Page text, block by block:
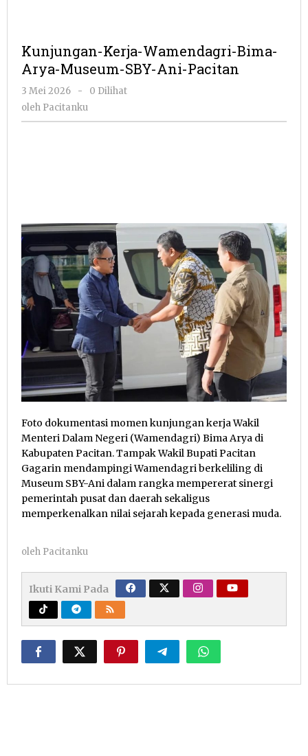
Kunjungan-Kerja-Wamendagri-Bima-
Arya-Museum-SBY-Ani-Pacitan
3 Mei 2026
oleh
Pacitanku
-
0 Dilihat
oleh Pacitanku
Foto dokumentasi momen kunjungan kerja Wakil
Menteri Dalam Negeri (Wamendagri) Bima Arya di
Kabupaten Pacitan. Tampak Wakil Bupati Pacitan
Gagarin mendampingi Wamendagri berkeliling di
Museum SBY-Ani dalam rangka mempererat sinergi
pemerintah pusat dan daerah sekaligus
memperkenalkan nilai sejarah kepada generasi muda.
oleh Pacitanku
Ikuti Kami Pada